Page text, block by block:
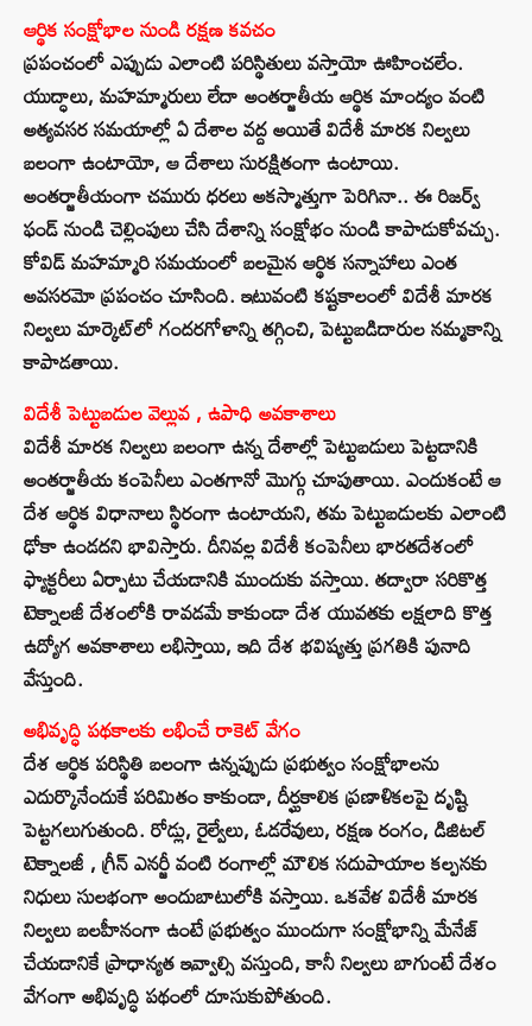
ఆర్థిక సంక్షోభాల నుండి రక్షణ కవచం
ప్రపంచంలో ఎప్పుడు ఎలాంటి పరిస్థితులు వస్తాయో ఊహించలేం.
యుద్ధాలు, మహమ్మారులు లేదా అంతర్జాతీయ ఆర్థిక మాంద్యం వంటి
అత్యవసర సమయాల్లో ఏ దేశాల వద్ద అయితే విదేశీ మారక నిల్వలు
బలంగా ఉంటాయో, ఆ దేశాలు సురక్షితంగా ఉంటాయి.
అంతర్జాతీయంగా చమురు ధరలు అకస్మాత్తుగా పెరిగినా.. ఈ రిజర్వ్
ఫండ్ నుండి చెల్లింపులు చేసి దేశాన్ని సంక్షోభం నుండి కాపాడుకోవచ్చు.
కోవిడ్ మహమ్మారి సమయంలో బలమైన ఆర్థిక సన్నాహాలు ఎంత
అవసరమో ప్రపంచం చూసింది. ఇటువంటి కష్టకాలంలో విదేశీ మారక
నిల్వలు మార్కెట్‌లో గందరగోళాన్ని తగ్గించి, పెట్టుబడిదారుల నమ్మకాన్ని
కాపాడతాయి.
విదేశీ పెట్టుబడుల వెల్లువ , ఉపాధి అవకాశాలు
విదేశీ మారక నిల్వలు బలంగా ఉన్న దేశాల్లో పెట్టుబడులు పెట్టడానికి
అంతర్జాతీయ కంపెనీలు ఎంతగానో మొగ్గు చూపుతాయి. ఎందుకంటే ఆ
దేశ ఆర్థిక విధానాలు స్థిరంగా ఉంటాయని, తమ పెట్టుబడులకు ఎలాంటి
ఢోకా ఉండదని భావిస్తారు. దీనివల్ల విదేశీ కంపెనీలు భారతదేశంలో
ఫ్యాక్టరీలు ఏర్పాటు చేయడానికి ముందుకు వస్తాయి. తద్వారా సరికొత్త
టెక్నాలజీ దేశంలోకి రావడమే కాకుండా దేశ యువతకు లక్షలాది కొత్త
ఉద్యోగ అవకాశాలు లభిస్తాయి, ఇది దేశ భవిష్యత్తు ప్రగతికి పునాది
వేస్తుంది.
అభివృద్ధి పథకాలకు లభించే రాకెట్ వేగం
దేశ ఆర్థిక పరిస్థితి బలంగా ఉన్నప్పుడు ప్రభుత్వం సంక్షోభాలను
ఎదుర్కొనేందుకే పరిమితం కాకుండా, దీర్ఘకాలిక ప్రణాళికలపై దృష్టి
పెట్టగలుగుతుంది. రోడ్లు, రైల్వేలు, ఓడరేవులు, రక్షణ రంగం, డిజిటల్
టెక్నాలజీ , గ్రీన్ ఎనర్జీ వంటి రంగాల్లో మౌలిక సదుపాయాల కల్పనకు
నిధులు సులభంగా అందుబాటులోకి వస్తాయి. ఒకవేళ విదేశీ మారక
నిల్వలు బలహీనంగా ఉంటే ప్రభుత్వం ముందుగా సంక్షోభాన్ని మేనేజ్
చేయడానికే ప్రాధాన్యత ఇవ్వాల్సి వస్తుంది, కానీ నిల్వలు బాగుంటే దేశం
వేగంగా అభివృద్ధి పథంలో దూసుకుపోతుంది.